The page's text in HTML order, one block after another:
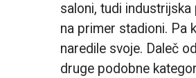
saloni, tudi
na primer stadioni. Pa
naredile svoje. Daleč
druge podobne